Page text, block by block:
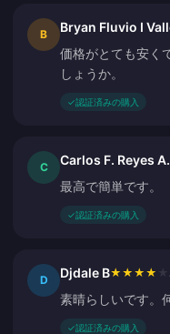
B Bryan Fluvio I
価格がとても安く
しょうか。
✓認証済みの購入
C Carlos F. Reyes A.
最高で簡単です。
✓認証済みの購入
D Djdale B★ ★ ★ ★
素晴らしいです。
✓認証済みの購入